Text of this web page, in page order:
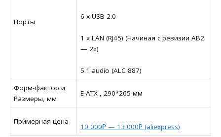
Порты
6 x USB 2.0
1 x LAN (RJ45) (Начиная с ревизии AB2
— 2x)
5.1 audio (ALC 887)
Форм-фактор и
Размеры, мм
E-ATX , 290*265 мм
Примерная цена
10 000₽ — 13 000₽ (aliexpress)